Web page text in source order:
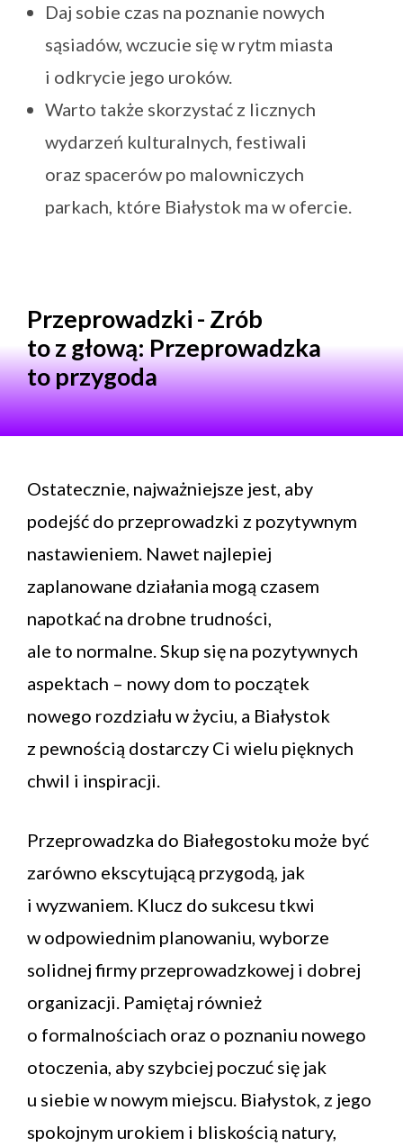
Daj sobie czas na poznanie nowych
sąsiadów, wczucie się w rytm miasta
i odkrycie jego uroków.
Warto także skorzystać z licznych
wydarzeń kulturalnych, festiwali
oraz spacerów po malowniczych
parkach, które Białystok ma w ofercie.
Przeprowadzki - Zrób
to z głową: Przeprowadzka
to przygoda
Ostatecznie, najważniejsze jest, aby
podejść do przeprowadzki z pozytywnym
nastawieniem. Nawet najlepiej
zaplanowane działania mogą czasem
napotkać na drobne trudności,
ale to normalne. Skup się na pozytywnych
aspektach – nowy dom to początek
nowego rozdziału w życiu, a Białystok
z pewnością dostarczy Ci wielu pięknych
chwil i inspiracji.
Przeprowadzka do Białegostoku może być
zarówno ekscytującą przygodą, jak
i wyzwaniem. Klucz do sukcesu tkwi
w odpowiednim planowaniu, wyborze
solidnej firmy przeprowadzkowej i dobrej
organizacji. Pamiętaj również
o formalnościach oraz o poznaniu nowego
otoczenia, aby szybciej poczuć się jak
u siebie w nowym miejscu. Białystok, z jego
spokojnym urokiem i bliskością natury,